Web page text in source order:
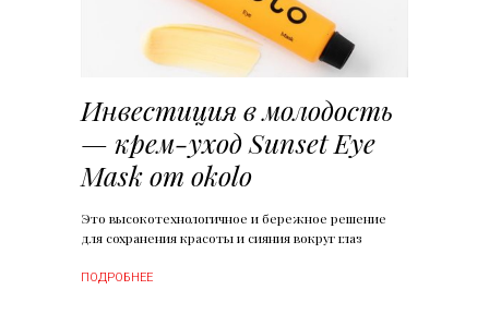
Инвестиция в молодость
— крем-уход Sunset Eye
Mask от okolo
Это высокотехнологичное и бережное решение
для сохранения красоты и сияния вокруг глаз
ПОДРОБНЕЕ